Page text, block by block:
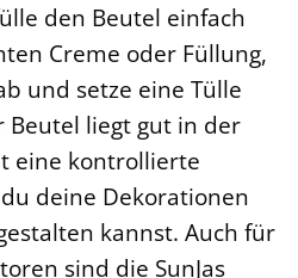
den Beutel einfach
Creme oder Füllung,
und setze eine Tülle
Beutel liegt gut in der
eine kontrollierte
deine Dekorationen
kannst. Auch für
sind die SunJas